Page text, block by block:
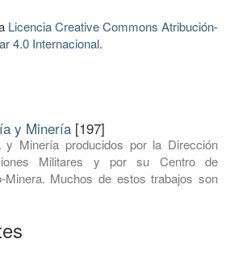
Licencia Creative Commons Atribución-
4.0 Internacional.
y Minería [197]
y Minería producidos por la Dirección
Militares y por su Centro de
Minera. Muchos de estos trabajos son